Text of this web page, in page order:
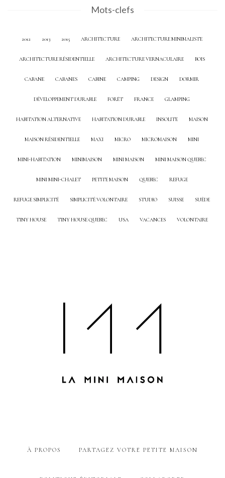
Mots-clefs
2012 2013 2015 ARCHITECTURE ARCHITECTURE MINIMALISTE
ARCHITECTURE RÉSIDENTIELLE ARCHITECTURE VERNACULAIRE BOIS
CABANE CABANES CABINE CAMPING DESIGN DORMIR
DÉVELOPPEMENT DURABLE FORÊT FRANCE GLAMPING
HABITATION ALTERNATIVE HABITATION DURABLE INSOLITE MAISON
MAISON RÉSIDENTIELLE MAXI MICRO MICROMAISON MINI
MINI-HABITATION MINIMAISON MINI MAISON MINI MAISON QUEBEC
MINI MINI-CHALET PETITE MAISON QUEBEC REFUGE
REFUGE SIMPLICITÉ SIMPLICITÉ VOLONTAIRE STUDIO SUISSE SUÈDE
TINY HOUSE TINY HOUSE QUEBEC USA VACANCES VOLONTAIRE
À PROPOS PARTAGEZ VOTRE PETITE MAISON